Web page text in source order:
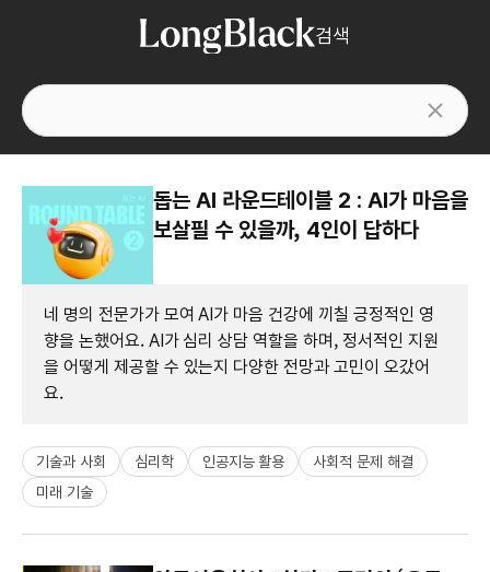
검색
돕는 AI 라운드테이블 2 : AI가 마음을
보살필 수 있을까, 4인이 답하다
네 명의 전문가가 모여 AI가 마음 건강에 끼칠 긍정적인 영
향을 논했어요. AI가 심리 상담 역할을 하며, 정서적인 지원
을 어떻게 제공할 수 있는지 다양한 전망과 고민이 오갔어
요.
기술과 사회 심리학 인공지능 활용
사회적 문제 해결
미래 기술